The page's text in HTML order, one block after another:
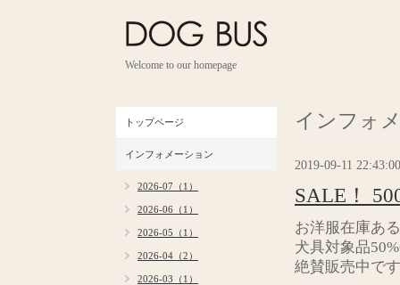
Welcome to our homepage
インフォ
2019-09-11 22:43:00
SALE！
お洋服在庫あ
犬具対象品
絶賛販売中です
トップページ
インフォメーション
2026-07（1）
2026-06（1）
2026-05（1）
2026-04（2）
2026-03（1）